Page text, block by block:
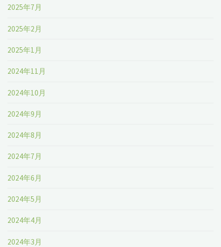
2025年7月
2025年2月
2025年1月
2024年11月
2024年10月
2024年9月
2024年8月
2024年7月
2024年6月
2024年5月
2024年4月
2024年3月